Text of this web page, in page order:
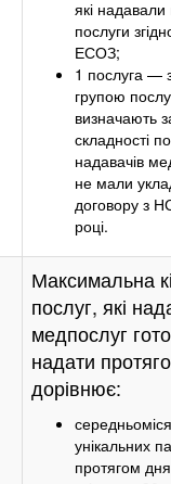
які
послуги
ЕСОЗ;
1 послуга —
групою
визначають
складності
надавачів
не мали
договору з
році.
Максимальна
послуг, які
медпослуг
надати
дорівнює:
унікальних
протягом